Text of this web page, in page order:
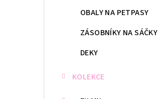
OBALY NA PETPASY
ZÁSOBNÍKY NA SÁČKY
DEKY
KOLEKCE